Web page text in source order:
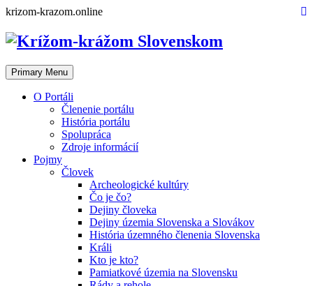
Skip
content
krizom-krazom.online
Primary Menu
O Portáli
Členenie portálu
História portálu
Spolupráca
Zdroje informácií
Pojmy
Človek
Archeologické kultúry
Čo je čo?
Dejiny človeka
Dejiny územia Slovenska a Slovákov
História územného členenia Slovenska
Králi
Kto je kto?
Pamiatkové územia na Slovensku